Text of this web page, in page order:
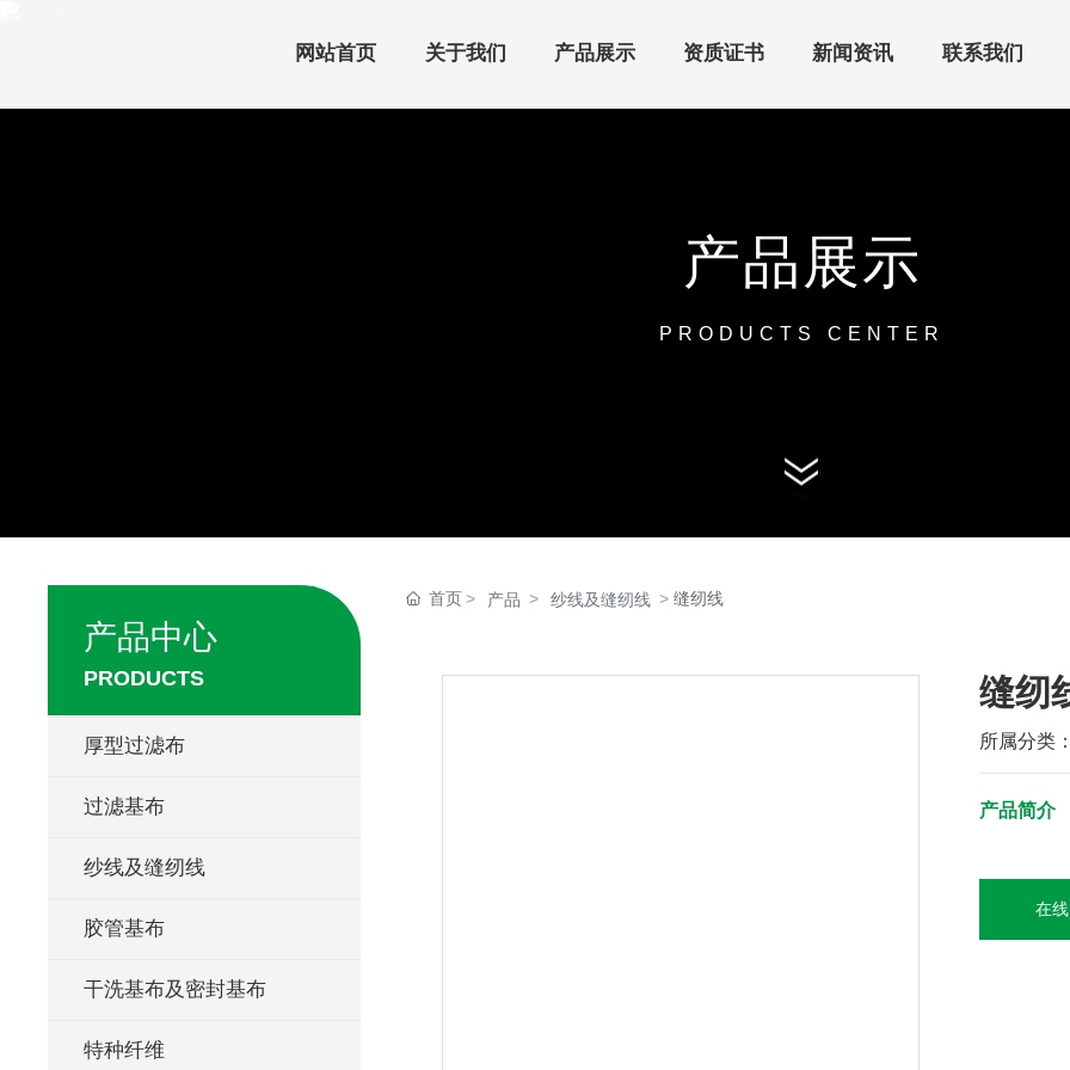
网站首页 关于我们 产品展示 资质证书 新闻资讯 联系我们
产品展示
PRODUCTS CENTER
产品中心
PRODUCTS
厚型过滤布
过滤基布
纱线及缝纫线
胶管基布
干洗基布及密封基布
特种纤维
首页 产品 纱线及缝纫线 缝纫线
缝纫
所属分类
产品简介
在